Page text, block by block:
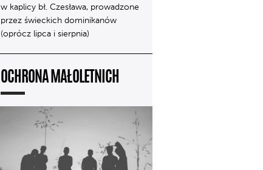
w kaplicy bł. Czesława, prowadzone
przez świeckich dominikanów
(oprócz lipca i sierpnia)
OCHRONA MAŁOLETNICH